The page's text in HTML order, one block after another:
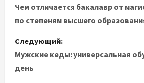
а
и
г
Чем отличается бакалавр от
по степеням высшего
Следующий:
Мужские кеды: универсальная
день